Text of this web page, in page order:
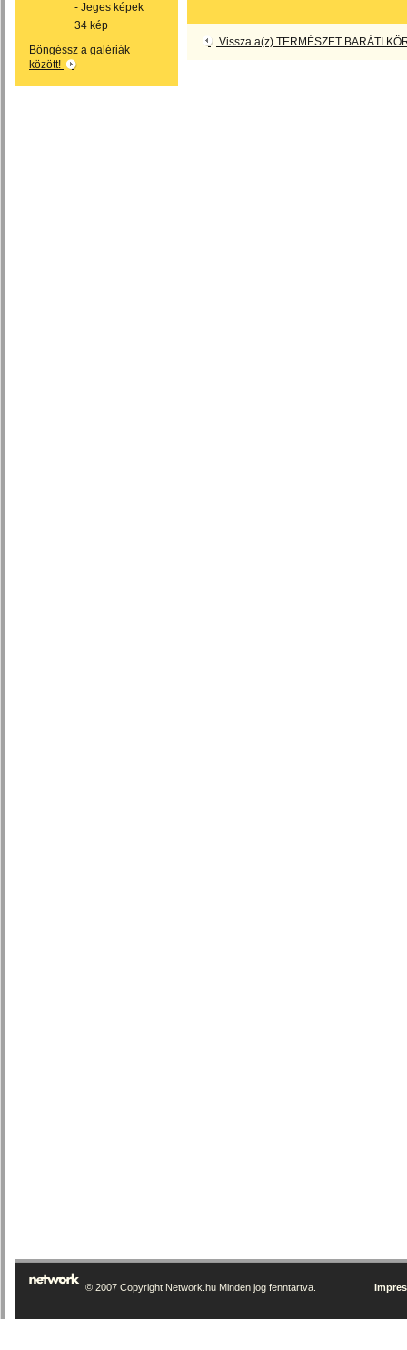
- Jeges képek
34 kép
Böngéssz a galériák
között!
Vissza a(z) TERMÉSZET BARÁTI
© 2007 Copyright Network.hu Minden jog fenntartva.